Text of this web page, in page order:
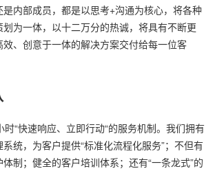
内部成员，都是以思考+沟通为核心，将各种
为一体，以十二万分的热诚，将具有不断更
、创意于一体的解决方案交付给每一位客
“快速响应、立即行动“的服务机制。我们拥有
统，为客户提供“标准化流程化服务”；不但有
制；健全的客户培训体系；还有“一条龙式”的